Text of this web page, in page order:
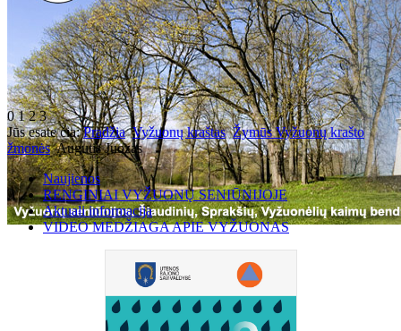
0123
Jūs esate čia:Pradžia Vyžuonų kraštas Žymūs Vyžuonų krašto
žmonės Augutis Juozas
Naujienos
RENGINIAI VYŽUONŲ SENIŪNIJOJE
Aktuali informacija
VIDEO MEDŽIAGA APIE VYŽUONAS